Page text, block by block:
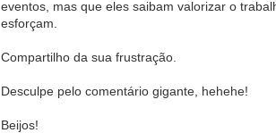
eventos, mas que eles saibam valorizar o
esforçam.
Compartilho da sua frustração.
Desculpe pelo comentário gigante, hehehe!
Beijos!